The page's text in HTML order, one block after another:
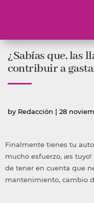
contenido
¿Sabías que, las
contribuir a
by Publicado
Redacción | 28
Finalmente tienes tu
mucho esfuerzo, ¡es
de tener en cuenta que
mantenimiento, cambio